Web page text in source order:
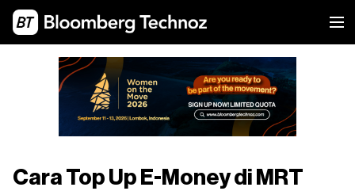
Cara Top Up E-Money di MRT